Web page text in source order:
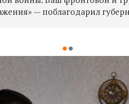
— поблагодарил